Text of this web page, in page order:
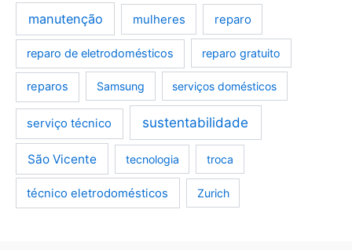
manutenção mulheres reparo
reparo de eletrodomésticos reparo gratuito
reparos Samsung serviços domésticos
serviço técnico sustentabilidade
São Vicente tecnologia troca
técnico eletrodomésticos Zurich